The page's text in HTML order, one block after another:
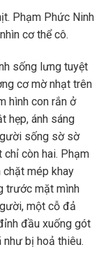
Phạm Phức Ninh
cơ thể cô.
sống lưng tuyệt
cơ mờ nhạt trên
hình con rắn ở
hẹp, ánh sáng
sống sờ sờ
chỉ còn hai. Phạm
chặt mép khay
trước mặt mình
một cỗ đả
đầu xuống gót
như bị hoả thiêu.